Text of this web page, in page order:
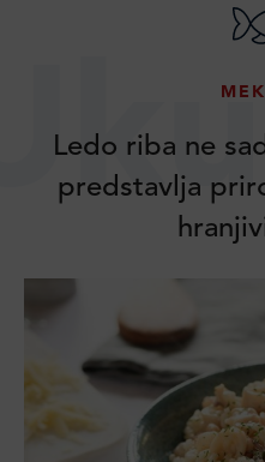
Ledo riba ne
predstavlja